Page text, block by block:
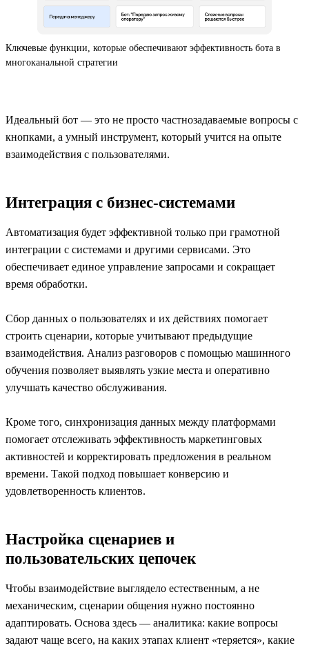
Ключевые функции, которые обеспечивают эффективность бота в
многоканальной стратегии
Идеальный бот — это не просто частнозадаваемые вопросы с
кнопками, а умный инструмент, который учится на опыте
взаимодействия с пользователями.
Интеграция с бизнес-системами
Автоматизация будет эффективной только при грамотной
интеграции с системами и другими сервисами. Это
обеспечивает единое управление запросами и сокращает
время обработки.
Сбор данных о пользователях и их действиях помогает
строить сценарии, которые учитывают предыдущие
взаимодействия. Анализ разговоров с помощью машинного
обучения позволяет выявлять узкие места и оперативно
улучшать качество обслуживания.
Кроме того, синхронизация данных между платформами
помогает отслеживать эффективность маркетинговых
активностей и корректировать предложения в реальном
времени. Такой подход повышает конверсию и
удовлетворенность клиентов.
Настройка сценариев и
пользовательских цепочек
Чтобы взаимодействие выглядело естественным, а не
механическим, сценарии общения нужно постоянно
адаптировать. Основа здесь — аналитика: какие вопросы
задают чаще всего, на каких этапах клиент «теряется», какие